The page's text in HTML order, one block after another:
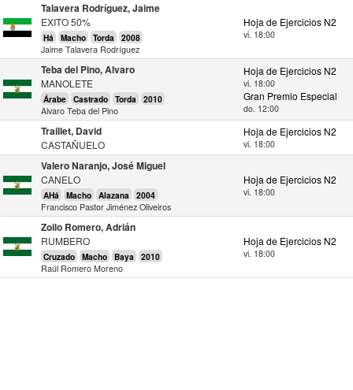
Talavera Rodríguez, Jaime
EXITO 50%
Há Macho Torda 2008
Jaime Talavera Rodríguez
Hoja de Ejercicios N2
vi. 18:00
Teba del Pino, Alvaro
MANOLETE
Árabe Castrado Torda 2010
Alvaro Teba del Pino
Hoja de Ejercicios N2
vi. 18:00
Gran Premio Especial
do. 12:00
Traillet, David
CASTAÑUELO
Hoja de Ejercicios N2
vi. 18:00
Valero Naranjo, José Miguel
CANELO
AHá Macho Alazana 2004
Francisco Pastor Jiménez Oliveiros
Hoja de Ejercicios N2
vi. 18:00
Zoilo Romero, Adrián
RUMBERO
Cruzado Macho Baya 2010
Raúl Romero Moreno
Hoja de Ejercicios N2
vi. 18:00